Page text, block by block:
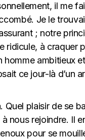
il me
Je le
; notre
à craquer
ambitieux
ce jour-là d’un
plaisir de se
rejoindre. Il
pour se